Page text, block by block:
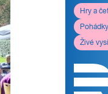
Hry a
Živé